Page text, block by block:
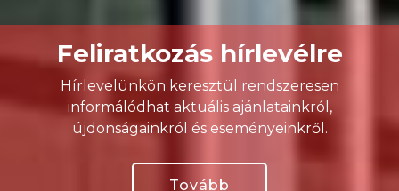
Feliratkozás hírlevélre
Hírlevelünkön keresztül rendszeresen
informálódhat aktuális ajánlatainkról,
újdonságainkról és eseményeinkről.
Tovább